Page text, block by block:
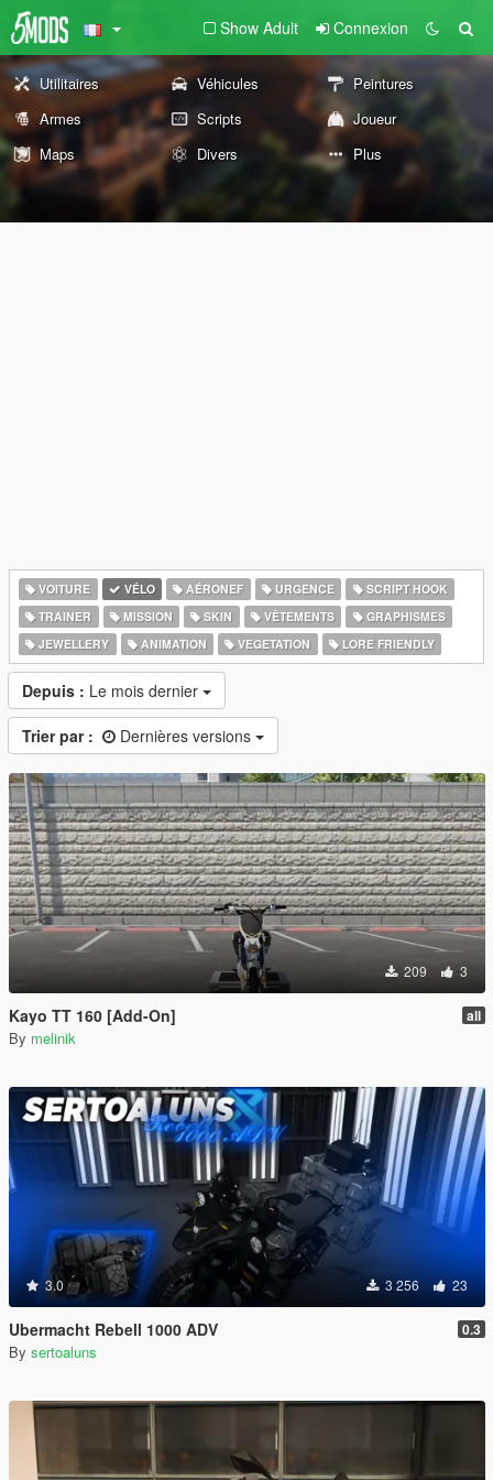
Show Adult Connexion
Utilitaires Véhicules
Peintures
Armes
Scripts
Joueur
Maps
Divers Plus
VOITURE VÉLO AÉRONEF URGENCE
SCRIPT HOOK
TRAINER
MISSION SKIN VÊTEMENTS
GRAPHISMES
JEWELLERY
ANIMATION VEGETATION LORE FRIENDLY
Depuis : Le mois dernier
Trier par : Dernières versions
209 3
Kayo TT 160 [Add-On] all
By melinik
3.0 3 256 23
Ubermacht Rebell 1000 ADV 0.3
By sertoaluns